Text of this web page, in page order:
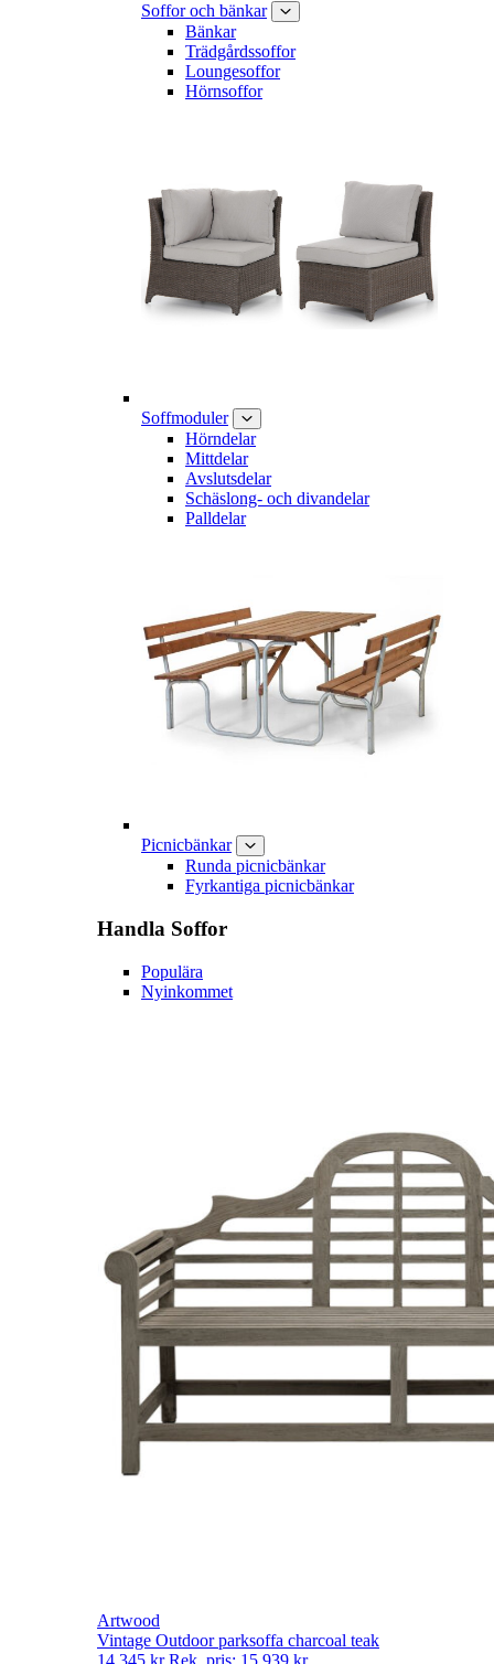
Soffor och bänkar
Bänkar
Trädgårdssoffor
Loungesoffor
Hörnsoffor
Soffmoduler
Hörndelar
Mittdelar
Avslutsdelar
Schäslong- och divandelar
Palldelar
Picnicbänkar
Runda picnicbänkar
Fyrkantiga picnicbänkar
Handla Soffor
Populära
Nyinkommet
Artwood
Vintage Outdoor parksoffa charcoal teak
14 345 kr Rek. pris: 15 939 kr